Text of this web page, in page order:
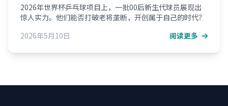
2026年世界杯乒乓球项目上，一批00后新生代球员展现出
惊人实力。他们能否打破老将垄断，开创属于自己的时代？
2026年5月10日
阅读更多